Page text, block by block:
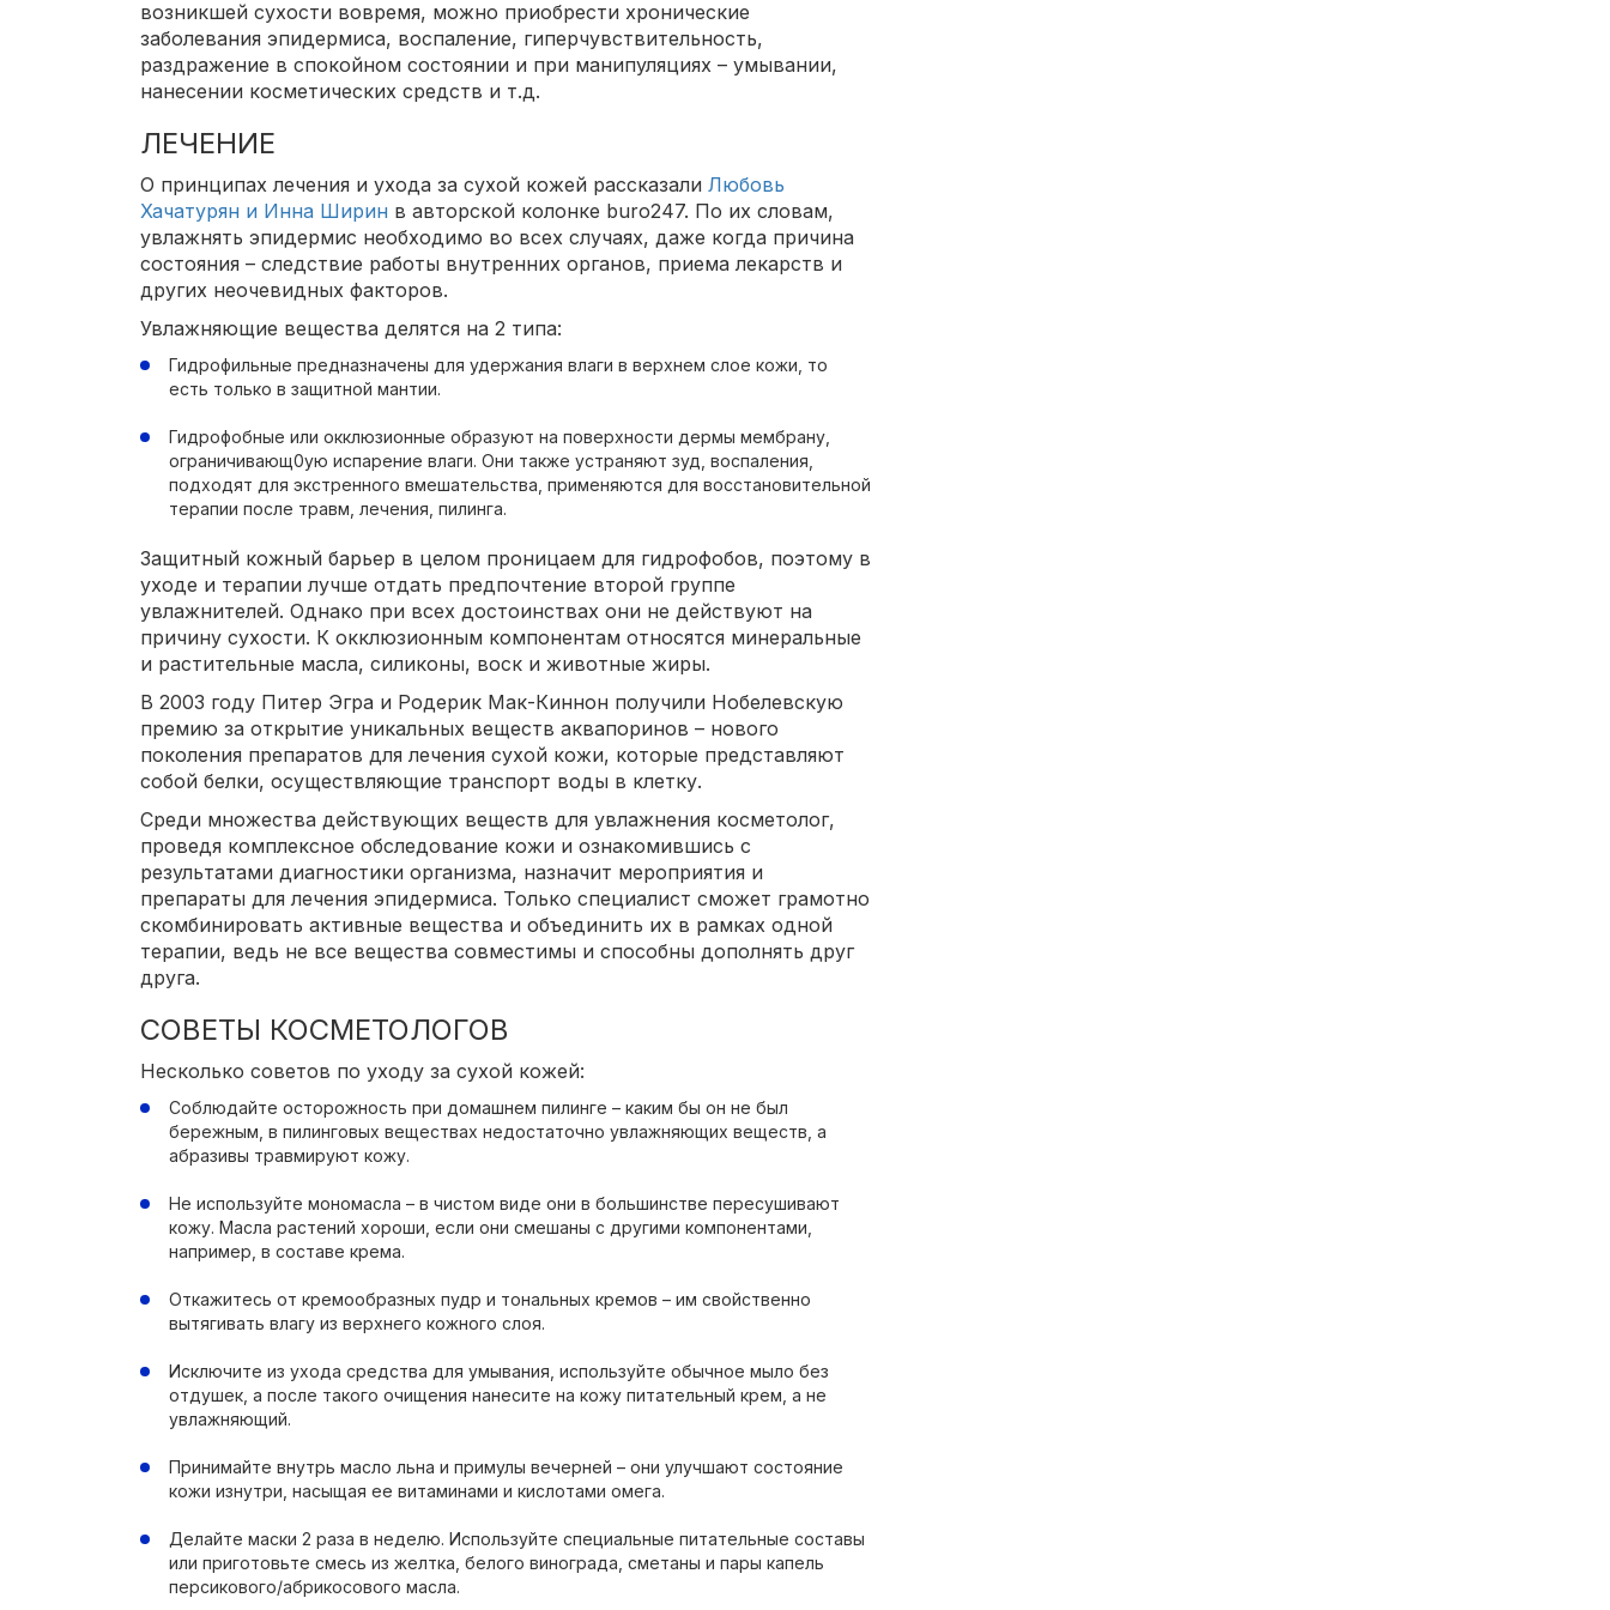
возникшей сухости вовремя, можно приобрести хронические
заболевания эпидермиса, воспаление, гиперчувствительность,
раздражение в спокойном состоянии и при манипуляциях – умывании,
нанесении косметических средств и т.д.
ЛЕЧЕНИЕ
О принципах лечения и ухода за сухой кожей рассказали Любовь
Хачатурян и Инна Ширин в авторской колонке buro247. По их словам,
увлажнять эпидермис необходимо во всех случаях, даже когда причина
состояния – следствие работы внутренних органов, приема лекарств и
других неочевидных факторов.
Увлажняющие вещества делятся на 2 типа:
Гидрофильные предназначены для удержания влаги в верхнем слое кожи, то
есть только в защитной мантии.
Гидрофобные или окклюзионные образуют на поверхности дермы мембрану,
ограничивающ0ую испарение влаги. Они также устраняют зуд, воспаления,
подходят для экстренного вмешательства, применяются для восстановительной
терапии после травм, лечения, пилинга.
Защитный кожный барьер в целом проницаем для гидрофобов, поэтому в
уходе и терапии лучше отдать предпочтение второй группе
увлажнителей. Однако при всех достоинствах они не действуют на
причину сухости. К окклюзионным компонентам относятся минеральные
и растительные масла, силиконы, воск и животные жиры.
В 2003 году Питер Эгра и Родерик Мак-Киннон получили Нобелевскую
премию за открытие уникальных веществ аквапоринов – нового
поколения препаратов для лечения сухой кожи, которые представляют
собой белки, осуществляющие транспорт воды в клетку.
Среди множества действующих веществ для увлажнения косметолог,
проведя комплексное обследование кожи и ознакомившись с
результатами диагностики организма, назначит мероприятия и
препараты для лечения эпидермиса. Только специалист сможет грамотно
скомбинировать активные вещества и объединить их в рамках одной
терапии, ведь не все вещества совместимы и способны дополнять друг
друга.
СОВЕТЫ КОСМЕТОЛОГОВ
Несколько советов по уходу за сухой кожей:
Соблюдайте осторожность при домашнем пилинге – каким бы он не был
бережным, в пилинговых веществах недостаточно увлажняющих веществ, а
абразивы травмируют кожу.
Не используйте мономасла – в чистом виде они в большинстве пересушивают
кожу. Масла растений хороши, если они смешаны с другими компонентами,
например, в составе крема.
Откажитесь от кремообразных пудр и тональных кремов – им свойственно
вытягивать влагу из верхнего кожного слоя.
Исключите из ухода средства для умывания, используйте обычное мыло без
отдушек, а после такого очищения нанесите на кожу питательный крем, а не
увлажняющий.
Принимайте внутрь масло льна и примулы вечерней – они улучшают состояние
кожи изнутри, насыщая ее витаминами и кислотами омега.
Делайте маски 2 раза в неделю. Используйте специальные питательные составы
или приготовьте смесь из желтка, белого винограда, сметаны и пары капель
персикового/абрикосового масла.